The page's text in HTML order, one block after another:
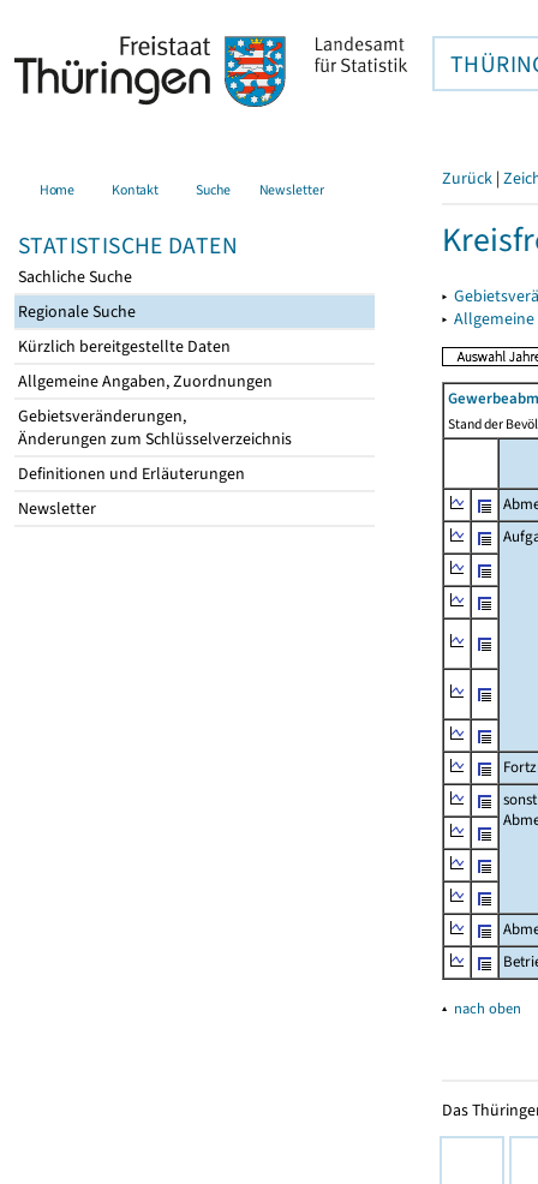
Home Kontakt Suche Newsletter
STATISTISCHE DATEN
Sachliche Suche
Regionale Suche
Kürzlich bereitgestellte Daten
Allgemeine Angaben, Zuordnungen
Gebietsveränderungen,
Änderungen zum Schlüsselverzeichnis
Definitionen und Erläuterungen
Newsletter
Zurück |
▸
▸
Stand der
▴ nach oben
Das